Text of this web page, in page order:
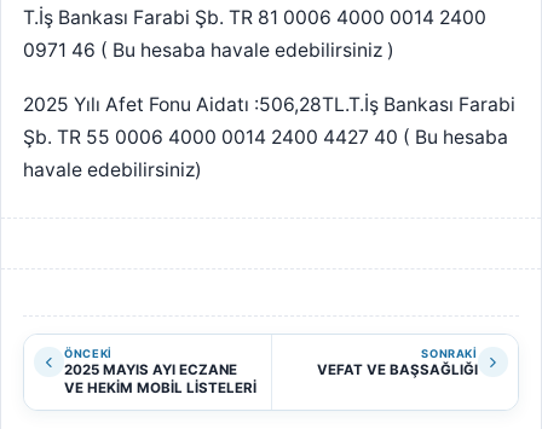
T.İş Bankası Farabi Şb. TR 81 0006 4000 0014 2400
0971 46 ( Bu hesaba havale edebilirsiniz )
2025 Yılı Afet Fonu Aidatı :506,28TL.T.İş Bankası Farabi
Şb. TR 55 0006 4000 0014 2400 4427 40 ( Bu hesaba
havale edebilirsiniz)
ÖNCEKI
2025 MAYIS AYI ECZANE
VE HEKİM MOBİL LİSTELERİ
SONRAKI
VEFAT VE BAŞSAĞLIĞI